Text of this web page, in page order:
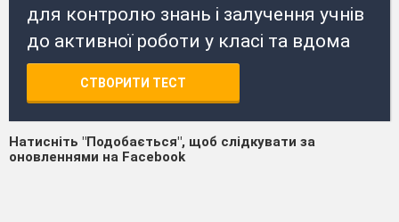
для контролю знань і залучення учнів
до активної роботи у класі та вдома
СТВОРИТИ ТЕСТ
Натисніть "Подобається", щоб слідкувати за
оновленнями на Facebook